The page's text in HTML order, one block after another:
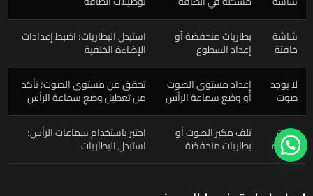
شاشة
خافتة
بطاريات منخفضة أو
إعداد السطوع
استبدل البطاريات؛ اضبط إعدادات
الإضاءة الخلفية
لا يوجد
صوت
إعداد مستوى الصوت
أو وضع سماعة الرأس
تحقق من مستوى الصوت؛ تأكد
من تعطيل وضع سماعة الرأس
صوت
مشوه
تلف مكبر الصوت أو
بطاريات منخفضة
اختبر باستخدام سماعات الرأس؛
استبدل البطاريات